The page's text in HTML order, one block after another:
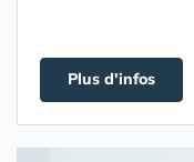
Plus d'infos